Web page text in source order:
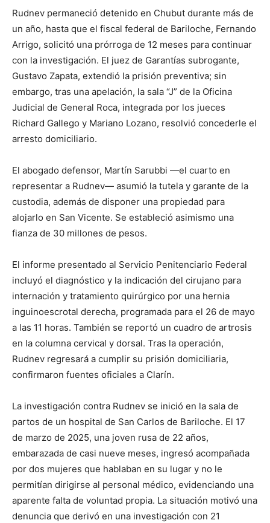
Rudnev permaneció detenido en Chubut durante más de
un año, hasta que el fiscal federal de Bariloche, Fernando
Arrigo, solicitó una prórroga de 12 meses para continuar
con la investigación. El juez de Garantías subrogante,
Gustavo Zapata, extendió la prisión preventiva; sin
embargo, tras una apelación, la sala “J” de la Oficina
Judicial de General Roca, integrada por los jueces
Richard Gallego y Mariano Lozano, resolvió concederle el
arresto domiciliario.
El abogado defensor, Martín Sarubbi —el cuarto en
representar a Rudnev— asumió la tutela y garante de la
custodia, además de disponer una propiedad para
alojarlo en San Vicente. Se estableció asimismo una
fianza de 30 millones de pesos.
El informe presentado al Servicio Penitenciario Federal
incluyó el diagnóstico y la indicación del cirujano para
internación y tratamiento quirúrgico por una hernia
inguinoescrotal derecha, programada para el 26 de mayo
a las 11 horas. También se reportó un cuadro de artrosis
en la columna cervical y dorsal. Tras la operación,
Rudnev regresará a cumplir su prisión domiciliaria,
confirmaron fuentes oficiales a Clarín.
La investigación contra Rudnev se inició en la sala de
partos de un hospital de San Carlos de Bariloche. El 17
de marzo de 2025, una joven rusa de 22 años,
embarazada de casi nueve meses, ingresó acompañada
por dos mujeres que hablaban en su lugar y no le
permitían dirigirse al personal médico, evidenciando una
aparente falta de voluntad propia. La situación motivó una
denuncia que derivó en una investigación con 21